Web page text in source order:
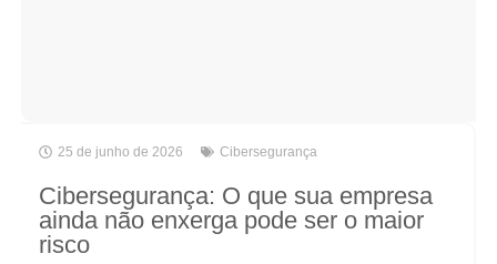
25 de junho de 2026 Cibersegurança
Cibersegurança: O que sua empresa
ainda não enxerga pode ser o maior
risco